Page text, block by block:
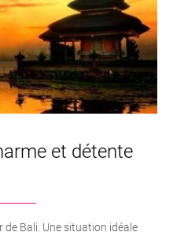
et détente
de Bali. Une situation idéale